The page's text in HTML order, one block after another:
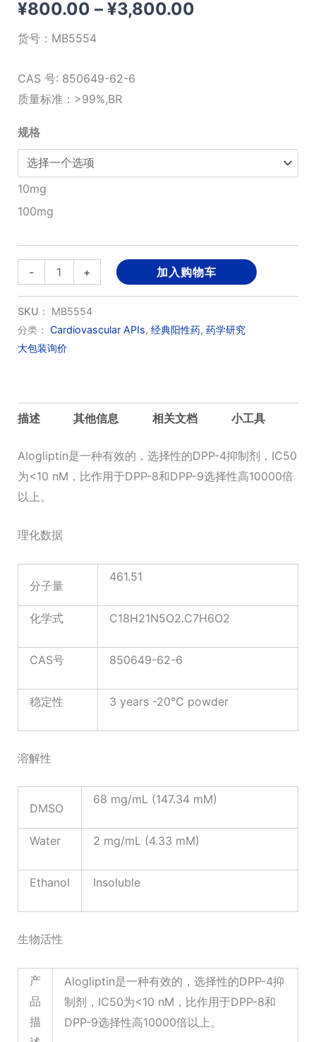
¥800.00 – ¥3,800.00价
货号： MB5554
CAS 号: 850649-62-6
质量标准：>99%,BR
规格
10mg
100mg
-
Alogliptin(SYK-
322)
benzoate
数
量
+ 加入购物车
SKU： MB5554
分类： Cardiovascular APIs, 经典阳性药, 药学研究
大包装询价
描述 其他信息 相关文档 小工具
Alogliptin是一种有效的，选择性的DPP-4抑制剂，IC50
为<10 nM，比作用于DPP-8和DPP-9选择性高10000倍
以上。
理化数据
分子量
461.51
化学式 C18H21N5O2.C7H6O2
CAS号 850649-62-6
稳定性 3 years -20°C powder
溶解性
DMSO
68 mg/mL (147.34 mM)
Water 2 mg/mL (4.33 mM)
Ethanol Insoluble
生物活性
产
品
描
Alogliptin是一种有效的，选择性的DPP-4抑
制剂，IC50为<10 nM，比作用于DPP-8和
DPP-9选择性高10000倍以上。